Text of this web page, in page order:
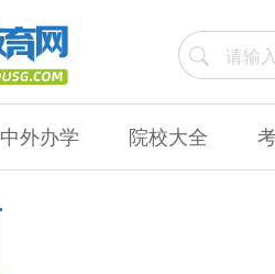
中外办学 院校大全